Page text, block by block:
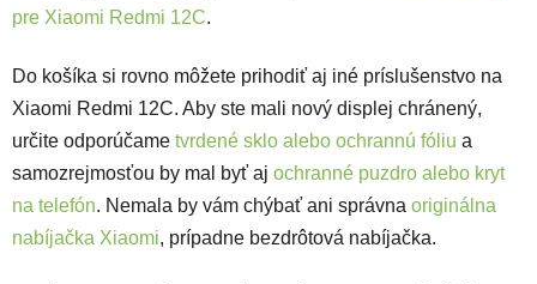
pre Xiaomi Redmi 12C.
Do košíka si rovno môžete prihodiť aj iné príslušenstvo na
Xiaomi Redmi 12C. Aby ste mali nový displej chránený,
určite odporúčame tvrdené sklo alebo ochrannú fóliu a
samozrejmosťou by mal byť aj ochranné puzdro alebo kryt
na telefón. Nemala by vám chýbať ani správna originálna
nabíjačka Xiaomi, prípadne bezdrôtová nabíjačka.